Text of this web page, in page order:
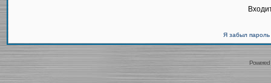
Я забыл пароль